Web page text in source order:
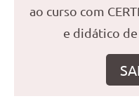
aquiao curso com
e didático